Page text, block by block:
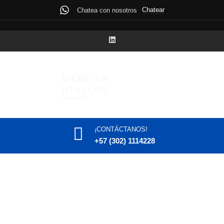
Chatea con nosotros Chatear
¡CONTÁCTANOS!
+57 (302) 1114228